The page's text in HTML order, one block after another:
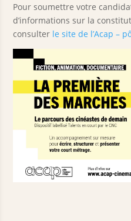
Pour soumettre votre
d’informations sur la
consulter le site de l’Acap –